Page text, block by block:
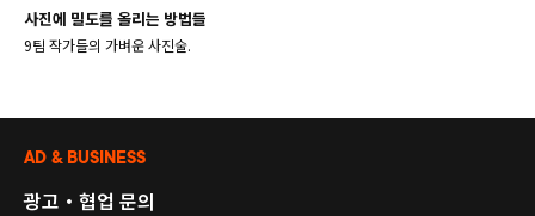
사진에 밀도를 올리는 방법들
9팀 작가들의 가벼운 사진술.
AD & BUSINESS
광고・협업 문의